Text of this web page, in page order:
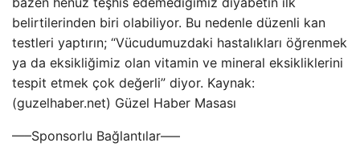
belirtilerinden biri olabiliyor. Bu nedenle düzenli kan
testleri yaptırın; “Vücudumuzdaki hastalıkları öğrenmek
ya da eksikliğimiz olan vitamin ve mineral eksikliklerini
tespit etmek çok değerli” diyor. Kaynak:
(guzelhaber.net) Güzel Haber Masası
—–Sponsorlu Bağlantılar—–